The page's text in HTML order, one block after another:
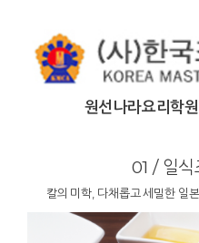
원선나라요리학
01 / 일
칼의 미학, 다채롭고 세밀한 일